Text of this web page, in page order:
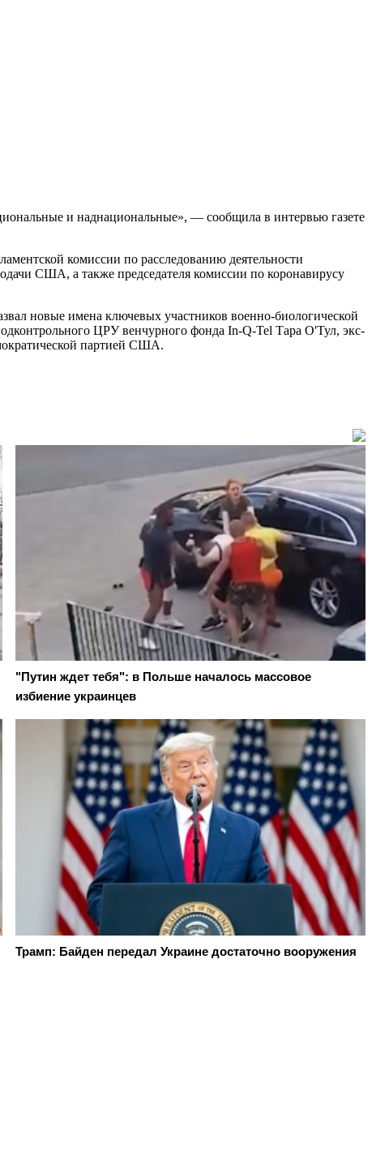
и наднациональные», — сообщила в интервью газете
комиссии по расследованию деятельности
США, а также председателя комиссии по коронавирусу
новые имена ключевых участников военно-биологической
ЦРУ венчурного фонда In-Q-Tel Тара О'Тул, экс-
партией США.
"Путин ждет тебя": в Польше началось массовое
избиение украинцев
Трамп: Байден передал Украине достаточно вооружения